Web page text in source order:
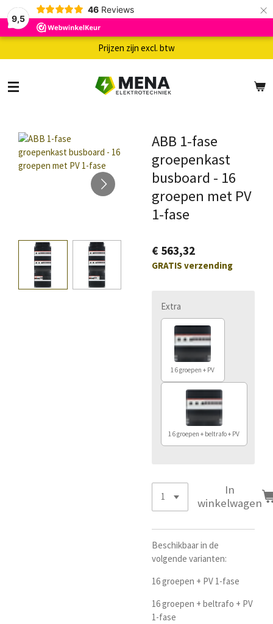
9,5
46 Reviews ×
Prijzen zijn excl. btw
ABB 1-fase
groepenkast
busboard - 16
groepen met PV
1-fase
€ 563,32
GRATIS verzending
Extra
16 groepen + PV
16 groepen + beltrafo + PV
In
winkelwagen
Beschikbaar in de
volgende varianten:
16 groepen + PV 1-fase
16 groepen + beltrafo + PV
1-fase